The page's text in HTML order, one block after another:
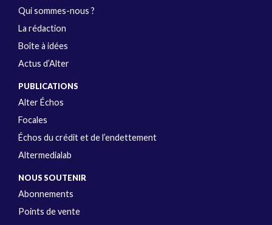
Qui sommes-nous ?
La rédaction
Boîte à idées
Actus d’Alter
PUBLICATIONS
Alter Échos
Focales
Échos du crédit et de l’endettement
Altermedialab
NOUS SOUTENIR
Abonnements
Points de vente